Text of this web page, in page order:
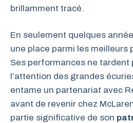
brillamment tracé.
En seulement quelques
une place parmi les meilleurs
Ses performances ne tardent
l’attention des grandes
entame un partenariat avec
avant de revenir chez
partie significative de son